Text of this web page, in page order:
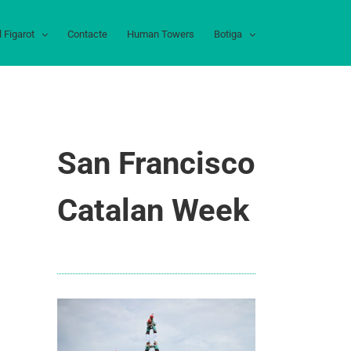
Figarot Contacte Human Towers Botiga
San Francisco
Catalan Week